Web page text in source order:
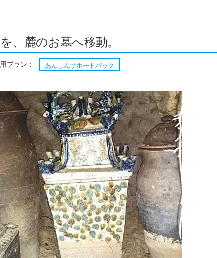
、麓のお墓へ移動。
プラン： あんしんサポートパック